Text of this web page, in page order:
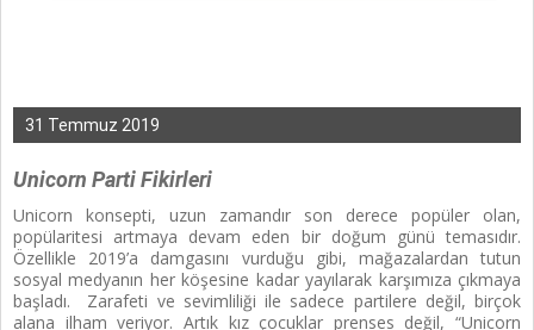
31 Temmuz 2019
Unicorn Parti Fikirleri
Unicorn konsepti, uzun zamandır son derece popüler olan,
popülaritesi artmaya devam eden bir doğum günü temasıdır.
Özellikle 2019’a damgasını vurduğu gibi, mağazalardan tutun
sosyal medyanın her köşesine kadar yayılarak karşımıza çıkmaya
başladı. Zarafeti ve sevimliliği ile sadece partilere değil, birçok
alana ilham veriyor. Artık kız çocuklar prenses değil, “Unicorn